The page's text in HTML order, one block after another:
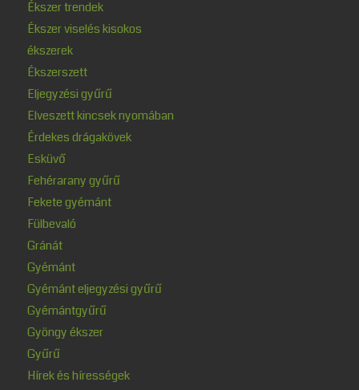
Ékszer trendek
Ékszer viselés kisokos
ékszerek
Ékszerszett
Eljegyzési gyűrű
Elveszett kincsek nyomában
Érdekes drágakövek
Esküvő
Fehérarany gyűrű
Fekete gyémánt
Fülbevaló
Gránát
Gyémánt
Gyémánt eljegyzési gyűrű
Gyémántgyűrű
Gyöngy ékszer
Gyűrű
Hírek és hírességek